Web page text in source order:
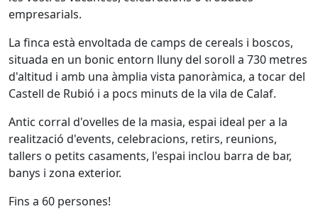
empresarials.
La finca està envoltada de camps de cereals i boscos,
situada en un bonic entorn lluny del soroll a 730 metres
d'altitud i amb una àmplia vista panoràmica, a tocar del
Castell de Rubió i a pocs minuts de la vila de Calaf.
Antic corral d'ovelles de la masia, espai ideal per a la
realització d'events, celebracions, retirs, reunions,
tallers o petits casaments, l'espai inclou barra de bar,
banys i zona exterior.
Fins a 60 persones!